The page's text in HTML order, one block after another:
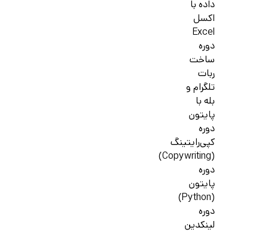
داده با
اکسل
Excel
دوره
ساخت
ربات
تلگرام و
بله با
پایتون
دوره
کپی‌رایتینگ
(Copywriting)
دوره
پایتون
(Python)
دوره
لینکدین